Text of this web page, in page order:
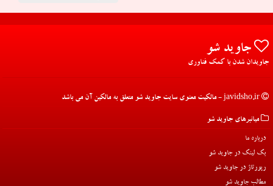
جاوید شو
جاویدان شدن با کمک فناوری
میانبرهای جاوید شو
درباره ما
بک لینک در جاوید شو
رپورتاژ در جاوید شو
مطالب جاوید شو